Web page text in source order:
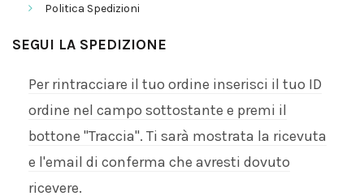
Politica Spedizioni
SEGUI LA SPEDIZIONE
Per rintracciare il tuo ordine inserisci il tuo ID
ordine nel campo sottostante e premi il
bottone "Traccia". Ti sarà mostrata la ricevuta
e l'email di conferma che avresti dovuto
ricevere.